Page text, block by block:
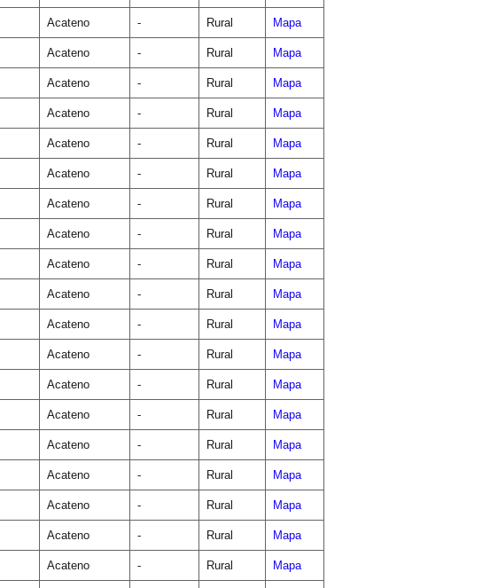
Acateno - Rural Mapa
Acateno - Rural Mapa
Acateno - Rural Mapa
Acateno - Rural Mapa
Acateno - Rural Mapa
Acateno - Rural Mapa
Acateno - Rural Mapa
Acateno - Rural Mapa
Acateno - Rural Mapa
Acateno - Rural Mapa
Acateno - Rural Mapa
Acateno - Rural Mapa
Acateno - Rural Mapa
Acateno - Rural Mapa
Acateno - Rural Mapa
Acateno - Rural Mapa
Acateno - Rural Mapa
Acateno - Rural Mapa
Acateno - Rural Mapa